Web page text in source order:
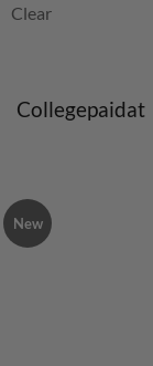
Clear
Collegepaidat
New